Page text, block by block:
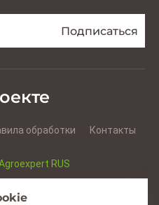
обработки Контакты
RUS